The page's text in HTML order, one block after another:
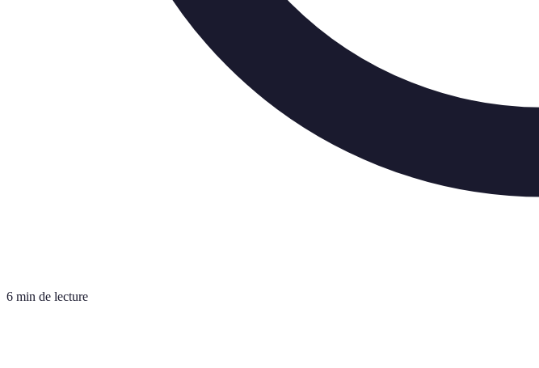
6 min de lecture